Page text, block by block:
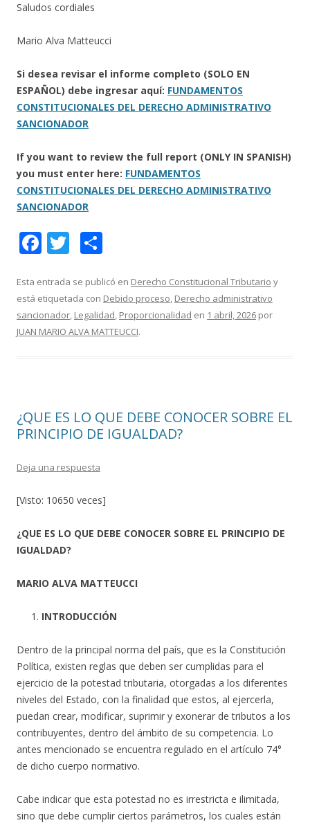
Saludos cordiales
Mario Alva Matteucci
Si desea revisar el informe completo (SOLO EN
ESPAÑOL) debe ingresar aquí: FUNDAMENTOS
CONSTITUCIONALES DEL DERECHO ADMINISTRATIVO
SANCIONADOR
If you want to review the full report (ONLY IN SPANISH)
you must enter here: FUNDAMENTOS
CONSTITUCIONALES DEL DERECHO ADMINISTRATIVO
SANCIONADOR
F
e
b
o
T
itt
er
m
p
ar
Esta entrada se publicó en Derecho Constitucional Tributario y
está etiquetada con Debido proceso, Derecho administrativo
sancionador, Legalidad, Proporcionalidad en 1 abril, 2026 por
JUAN MARIO ALVA MATTEUCCI.
¿QUE ES LO QUE DEBE CONOCER SOBRE EL
PRINCIPIO DE IGUALDAD?
Deja una respuesta
[Visto: 10650 veces]
¿QUE ES LO QUE DEBE CONOCER SOBRE EL PRINCIPIO DE
IGUALDAD?
MARIO ALVA MATTEUCCI
INTRODUCCIÓN
Dentro de la principal norma del país, que es la Constitución
Política, existen reglas que deben ser cumplidas para el
ejercicio de la potestad tributaria, otorgadas a los diferentes
niveles del Estado, con la finalidad que estos, al ejercerla,
puedan crear, modificar, suprimir y exonerar de tributos a los
contribuyentes, dentro del ámbito de su competencia. Lo
antes mencionado se encuentra regulado en el artículo 74°
de dicho cuerpo normativo.
Cabe indicar que esta potestad no es irrestricta e ilimitada,
sino que debe cumplir ciertos parámetros, los cuales están